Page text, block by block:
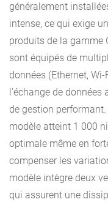
généralement
intense, ce qui exige
produits de la gamme
sont équipés de
données (Ethernet,
l'échange de
de gestion
modèle atteint 1 000
optimale même en
compenser les
modèle intègre deux
qui assurent une